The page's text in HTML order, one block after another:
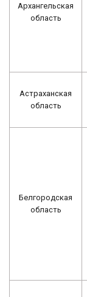
Архангельская
область
Астраханская
область
Белгородская
область